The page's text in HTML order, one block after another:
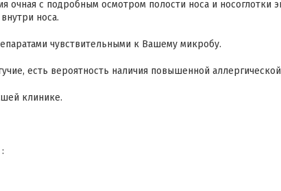
очная с подробным осмотром полости носа и носоглотки
носа.
чувствительными к Вашему микробу.
есть вероятность наличия повышенной
клинике.